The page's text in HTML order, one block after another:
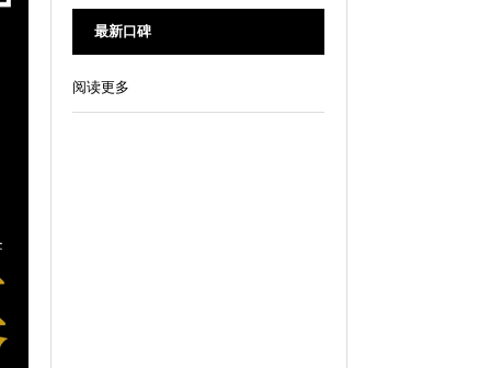
最新口碑
阅读更多